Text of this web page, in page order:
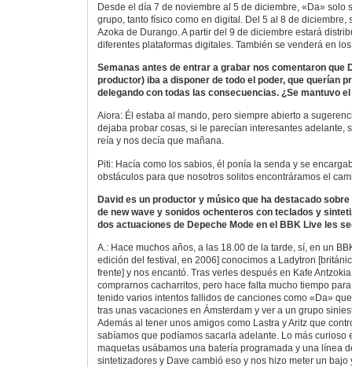
Desde el día 7 de noviembre al 5 de diciembre, «Da» solo
grupo, tanto físico como en digital. Del 5 al 8 de diciembre,
Azoka de Durango. A partir del 9 de diciembre estará
diferentes plataformas digitales. También se venderá en
Semanas antes de entrar a grabar nos comentaron que
productor) iba a disponer de todo el poder, que querían
delegando con todas las consecuencias. ¿Se mantuvo
Aiora: Él estaba al mando, pero siempre abierto a
dejaba probar cosas, si le parecían interesantes adelante,
reía y nos decía que mañana.
Piti: Hacía como los sabios, él ponía la senda y se
obstáculos para que nosotros solitos encontráramos el
David es un productor y músico que ha destacado
de new wave y sonidos ochenteros con teclados y
dos actuaciones de Depeche Mode en el BBK Live les
A.: Hace muchos años, a las 18.00 de la tarde, sí, en un
edición del festival, en 2006] conocimos a Ladytron
frente] y nos encantó. Tras verles después en Kafe
comprarnos cacharritos, pero hace falta mucho tiempo
tenido varios intentos fallidos de canciones como «Da»
tras unas vacaciones en Ámsterdam y ver a un grupo
Además al tener unos amigos como Lastra y Aritz que
sabíamos que podíamos sacarla adelante. Lo más curioso
maquetas usábamos una batería programada y una línea
sintetizadores y Dave cambió eso y nos hizo meter un bajo